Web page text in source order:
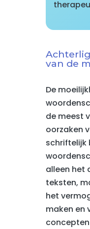
van de
De
de meest
oorzaken
schriftelijk
alleen het
teksten,
het
maken en